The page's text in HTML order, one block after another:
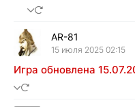
AR-81
15 июля 2025 02:15
Игра обновлена